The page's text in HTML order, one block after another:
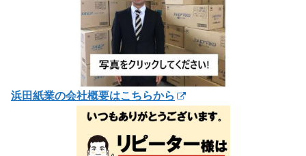
浜田紙業の会社概要はこちらから